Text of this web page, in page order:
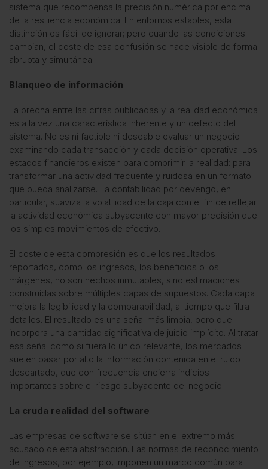
sistema que recompensa la precisión numérica por encima
de la resiliencia económica. En entornos estables, esta
distinción es fácil de ignorar; pero cuando las condiciones
cambian, el coste de esa confusión se hace visible de forma
abrupta y simultánea.
Blanqueo de información
La brecha entre las cifras publicadas y la realidad económica
es a la vez una característica inherente y un defecto del
sistema. No es ni factible ni deseable evaluar un negocio
examinando cada transacción y cada decisión operativa. Los
estados financieros existen para comprimir la realidad: para
transformar una actividad frecuente y ruidosa en un formato
que pueda analizarse. La contabilidad por devengo, en
particular, suaviza la volatilidad de la caja con el fin de reflejar
la actividad económica subyacente con mayor precisión que
los simples movimientos de efectivo.
El coste de esta compresión es que los resultados
reportados, como los ingresos, los beneficios o los
márgenes, no son hechos inmutables, sino estimaciones
construidas sobre múltiples capas de supuestos. Cada capa
mejora la legibilidad y la comparabilidad, al tiempo que filtra
detalles. El resultado es una señal más limpia, pero que
incorpora una cantidad significativa de juicio implícito. Al tratar
esa señal como si fuera lo único relevante, los mercados
suelen pasar por alto la información contenida en el ruido
descartado, que con frecuencia encierra indicios
importantes sobre el riesgo subyacente del negocio.
La cruda realidad del software
Las empresas de software se sitúan en el extremo más
acusado de esta abstracción. Las normas de reconocimiento
de ingresos, por ejemplo, imponen un marco común para